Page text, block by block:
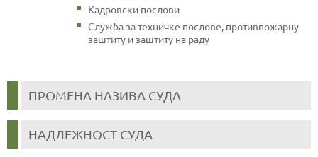
Кадровски послови
Служба за техничке послове, противпожарну
заштиту и заштиту на раду
ПРОМЕНА НАЗИВА СУДА
НАДЛЕЖНОСТ СУДА